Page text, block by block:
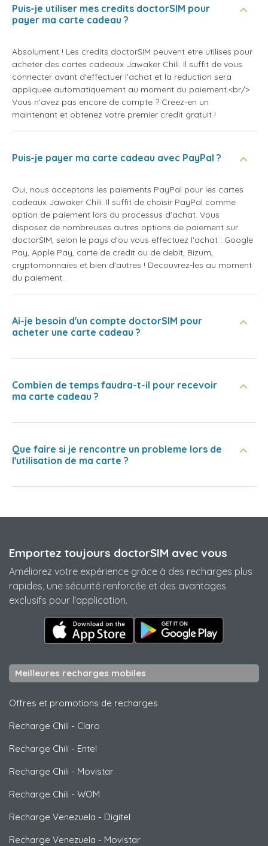
Puis-je utiliser mes credits doctorSIM pour
payer ma carte cadeau ?
Absolument ! Les credits doctorSIM peuvent etre utilises pour
acheter des cartes cadeaux Jawaker Chili. Il suffit de vous
connecter avant d'effectuer l'achat et la reduction sera
appliquee automatiquement au moment du paiement.<br/>
Vous n'avez pas encore de compte ? Creez-en un
maintenant et obtenez votre premier credit gratuit !
Puis-je payer ma carte cadeau avec PayPal ?
Oui, nous acceptons les paiements PayPal pour les cartes
cadeaux Jawaker Chili. Il suffit de choisir PayPal comme
option de paiement lors du processus d'achat. Vous
disposez de nombreuses autres options de paiement sur
doctorSIM, selon le pays d'ou vous effectuez l'achat : Google
Pay, Apple Pay, carte de credit ou de debit, Bizum,
cryptomonnaies et bien d'autres ! Decouvrez-les au moment
du paiement.
Ai-je besoin d'un compte doctorSIM pour
acheter une carte cadeau ?
Combien de temps faudra-t-il pour recevoir
ma carte cadeau ?
Que faire si je rencontre un probleme lors de
l'utilisation de ma carte ?
Emportez toujours doctorSIM avec vous
Améliorez votre expérience grâce à des recharges plus
rapides, une sécurité renforcée et des avantages
exclusifs pour l'application.
Meilleures recharges mobiles
Offres et promotions de recharges
Recharge Chili - Claro
Recharge Chili - Entel
Recharge Chili - Movistar
Recharge Chili - WOM
Recharge Venezuela - Digitel
Recharge Venezuela - Movistar